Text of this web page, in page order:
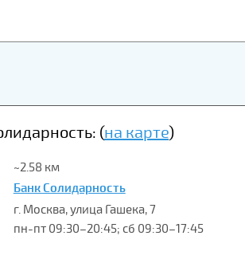
(на карте)
~2.58 км
Банк Солидарность
г. Москва, улица Гашека, 7
пн-пт 09:30–20:45; сб 09:30–17:45